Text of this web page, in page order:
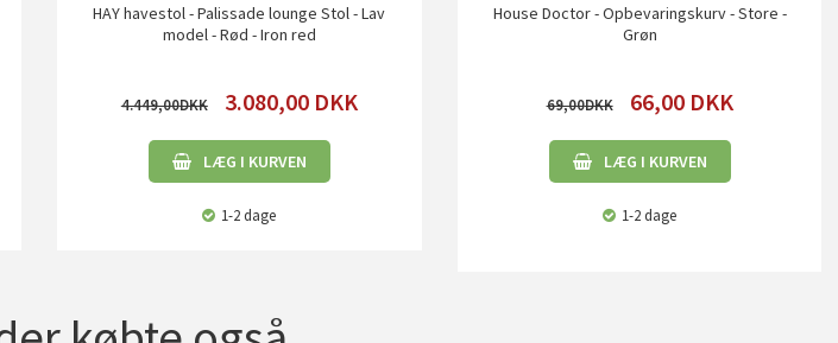
HAY havestol - Palissade lounge Stol - Lav
model - Rød - Iron red
4.449,00 3.080,00 DKK
LÆG I KURVEN
1-2 dage
House Doctor - Opbevaringskurv - Store -
Grøn
69,00 66,00 DKK
LÆG I KURVEN
1-2 dage